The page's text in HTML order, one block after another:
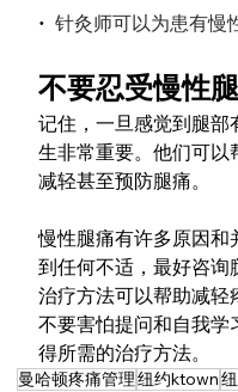
• 针灸师可以为患有慢
不要忍受慢性
记住，一旦感觉到腿部
生非常重要。他们可以
减轻甚至预防腿痛。
慢性腿痛有许多原因和
到任何不适，最好咨询
治疗方法可以帮助减轻
不要害怕提问和自我学
得所需的治疗方法。
曼哈顿疼痛管理纽约ktown